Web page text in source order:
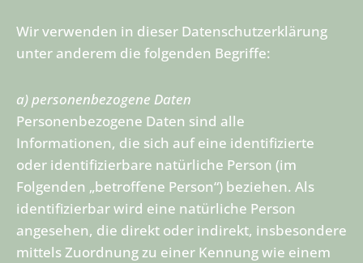
Wir verwenden in dieser Datenschutzerklärung
unter anderem die folgenden Begriffe:
a) personenbezogene Daten
Personenbezogene Daten sind alle
Informationen, die sich auf eine identifizierte
oder identifizierbare natürliche Person (im
Folgenden „betroffene Person“) beziehen. Als
identifizierbar wird eine natürliche Person
angesehen, die direkt oder indirekt, insbesondere
mittels Zuordnung zu einer Kennung wie einem